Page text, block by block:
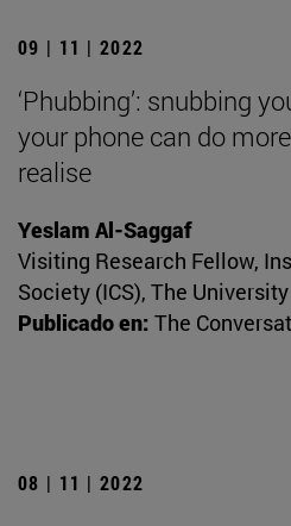
09 | 11 | 2022
‘Phubbing’: snubbing
your phone can do
realise
Yeslam Al-Saggaf
Visiting Research Fellow,
Society (ICS), The
Publicado en: The
08 | 11 | 2022